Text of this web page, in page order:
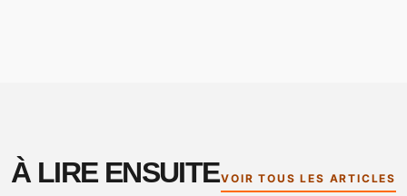
À LIRE ENSUITEVOIR TOUS LES ARTICLES